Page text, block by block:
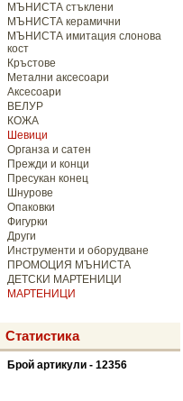
МЪНИСТА стъклени
МЪНИСТА керамични
МЪНИСТА имитация слонова
кост
Кръстове
Метални аксесоари
Аксесоари
ВЕЛУР
КОЖА
Шевици
Органза и сатен
Прежди и конци
Пресукан конец
Шнурове
Опаковки
Фигурки
Други
Инструменти и оборудване
ПРОМОЦИЯ МЪНИСТА
ДЕТСКИ МАРТЕНИЦИ
МАРТЕНИЦИ
Статистика
Брой артикули - 12356